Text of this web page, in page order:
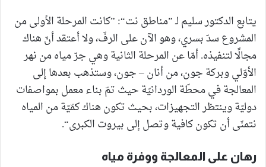
يتابع الدكتور سليم لـ ”مناطق نت“: ”كانت المرحلة الأولى من
المشروع سدّ بسري، وهو الآن على الرفّ، ولا أعتقد أنّ هناك
مجالًا لتنفيذه. أمّا عن المرحلة الثانية وهي جرّ مياه من نهر
الأوّلي وبركة جون، من أنان – جون، وستذهب بعدها إلى
المعالجة في محطّة الوردانيّة حيث تمّ بناء معمل بمواصفات
دوليّة وينتظر التجهيزات، بحيث تكون هناك كمّيّة من المياه
نتمنّى أن تكون كافية وتصل إلى بيروت الكبرى“.
رهان على المعالجة ووفرة مياه